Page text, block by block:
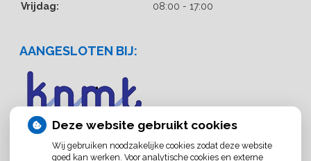
Vrijdag:
08:00 - 17:00
AANGESLOTEN BIJ:
Deze website gebruikt cookies
Wij gebruiken noodzakelijke cookies zodat deze website
goed kan werken. Voor analytische cookies en externe